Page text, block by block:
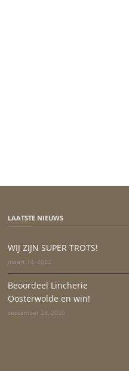
LAATSTE NIEUWS
WIJ ZIJN SUPER TROTS!
maart 14, 2022
Beoordeel Lincherie
Oosterwolde en win!
september 28, 2020